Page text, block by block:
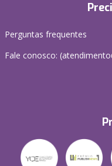
Perguntas frequentes
Fale conosco: